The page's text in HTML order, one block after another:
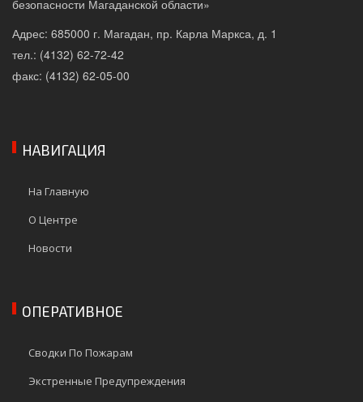
безопасности Магаданской области»
Адрес: 685000 г. Магадан, пр. Карла Маркса, д. 1
тел.: (4132) 62-72-42
факс: (4132) 62-05-00
НАВИГАЦИЯ
На Главную
О Центре
Новости
ОПЕРАТИВНОЕ
Сводки По Пожарам
Экстренные Предупреждения